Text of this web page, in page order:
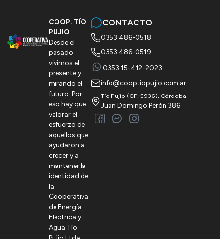
COOP. TÍO
PUJIO
Desde el
pasado
vivimos el
presente y
mirando el
futuro. Por
eso hay que
valorar el
esfuerzo de
aquellos que
ayudaron a
crecer y a
mantener la
identidad de
la
Cooperativa
de Energía
Eléctrica y
Agua Tío
CONTACTO
0353 486-0518
0353 486-0519
0353 15-412-2023
info@cooptiopujio.com.ar
Tío Pujio (CP: 5936), Córdoba
Juan Domingo Perón 386